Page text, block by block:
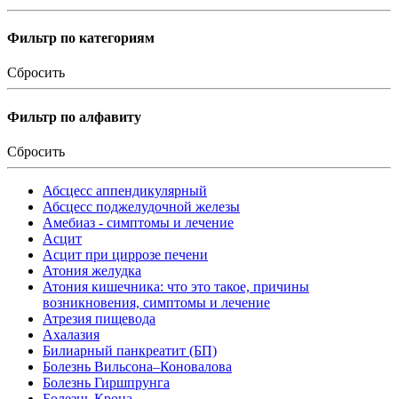
Фильтр по категориям
Сбросить
Фильтр по алфавиту
Сбросить
Абсцесс аппендикулярный
Абсцесс поджелудочной железы
Амебиаз - симптомы и лечение
Асцит
Асцит при циррозе печени
Атония желудка
Атония кишечника: что это такое, причины
возникновения, симптомы и лечение
Атрезия пищевода
Ахалазия
Билиарный панкреатит (БП)
Болезнь Вильсона–Коновалова
Болезнь Гиршпрунга